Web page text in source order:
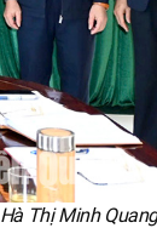
Thị Minh